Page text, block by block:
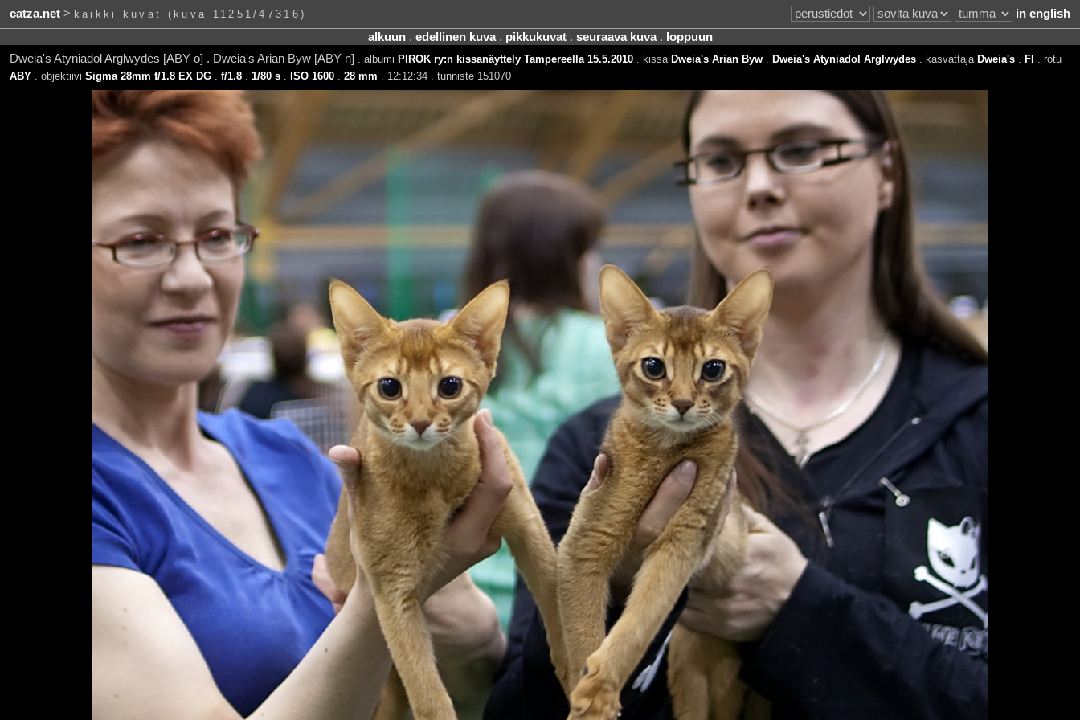
catza.net> kaikki kuvat (kuva 11251/47316)
in english
alkuun. edellinen kuva. pikkukuvat. seuraava kuva. loppuun
Dweia's Atyniadol Arglwydes [ABY o] . Dweia's Arian Byw [ABY n] . albumi PIROK ry:n kissanäyttely Tampereella 15.5.2010. kissa Dweia's Arian Byw. Dweia's Atyniadol Arglwydes. kasvattaja Dweia's. FI
. rotu
ABY. objektiivi Sigma 28mm f/1.8 EX DG. f/1.8. 1/80 s. ISO 1600. 28 mm . 12:12:34 . tunniste 151070